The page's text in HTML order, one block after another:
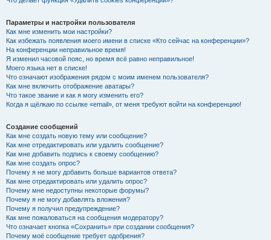
Параметры и настройки пользователя
Как мне изменить мои настройки?
Как избежать появления моего имени в списке «Кто сейчас на конференции»?
На конференции неправильное время!
Я изменил часовой пояс, но время всё равно неправильное!
Моего языка нет в списке!
Что означают изображения рядом с моим именем пользователя?
Как мне включить отображение аватары?
Что такое звание и как я могу изменить его?
Когда я щёлкаю по ссылке «email», от меня требуют войти на конференцию!
Создание сообщений
Как мне создать новую тему или сообщение?
Как мне отредактировать или удалить сообщение?
Как мне добавить подпись к своему сообщению?
Как мне создать опрос?
Почему я не могу добавить больше вариантов ответа?
Как мне отредактировать или удалить опрос?
Почему мне недоступны некоторые форумы?
Почему я не могу добавлять вложения?
Почему я получил предупреждение?
Как мне пожаловаться на сообщения модератору?
Что означает кнопка «Сохранить» при создании сообщения?
Почему моё сообщение требует одобрения?